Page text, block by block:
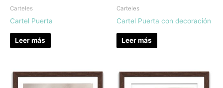
Carteles
Cartel Puerta
Leer más
Carteles
Cartel Puerta con decoración
Leer más